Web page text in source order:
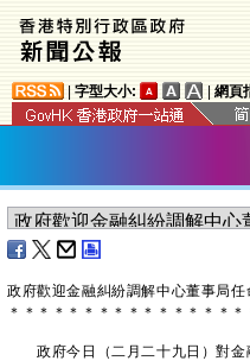
字型大小: 網頁
政府歡迎金融糾紛調解中心董事局任
＊ ＊ ＊ ＊ ＊ ＊ ＊ ＊ ＊ ＊ ＊ ＊ ＊ ＊ ＊ ＊
政府今日（二月二十九日）對金